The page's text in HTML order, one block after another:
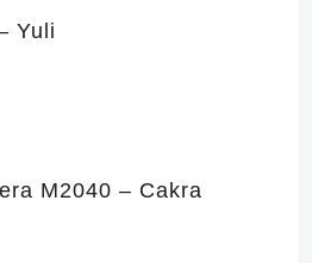
Yuli
M2040 – Cakra